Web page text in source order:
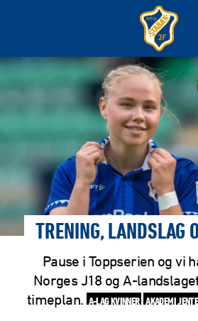
TRENING, LANDSLAG
Pause i Toppserien og vi
Norges J18 og A-
timeplan. A-LAG KVINNER AKADEMI